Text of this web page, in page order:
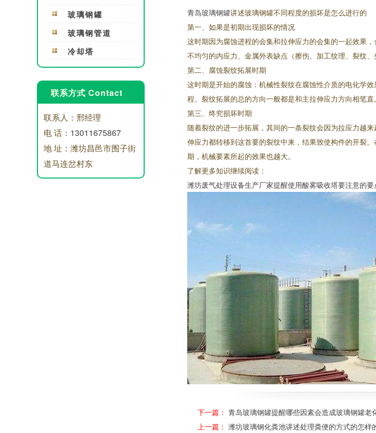
玻璃钢罐
玻璃钢管道
冷却塔
联系方式 Contact
联系人：邢经理
电 话： 13011675867
地 址：潍坊昌邑市围子街
道马连岔村东
青岛玻璃钢罐讲述玻璃钢罐不同程度的损坏是怎么进行的
第一、如果是初期出现损坏的情况
这时期因为腐蚀进程的会集和拉伸应力的会集的一起效果
不均匀的内应力、金属外表缺点（擦伤、加工纹理、裂纹
第二、腐蚀裂纹拓展时期
这时期是开始的腐蚀：机械性裂纹在腐蚀性介质的电化学
程。裂纹拓展的总的方向一般都是和主拉伸应力方向相笔直。
第三、终究损坏时期
随着裂纹的进一步拓展，其间的一条裂纹会因为拉应力越
伸应力都转移到这首要的裂纹中来，结果致使构件的开裂
期，机械要素所起的效果也越大。
了解更多知识继续阅读：
潍坊废气处理设备生产厂家提醒使用酸雾吸收塔要注意的要
下一篇： 青岛玻璃钢罐提醒哪些因素会造成玻璃钢罐老
上一篇： 潍坊玻璃钢化粪池讲述处理粪便的方式的怎样